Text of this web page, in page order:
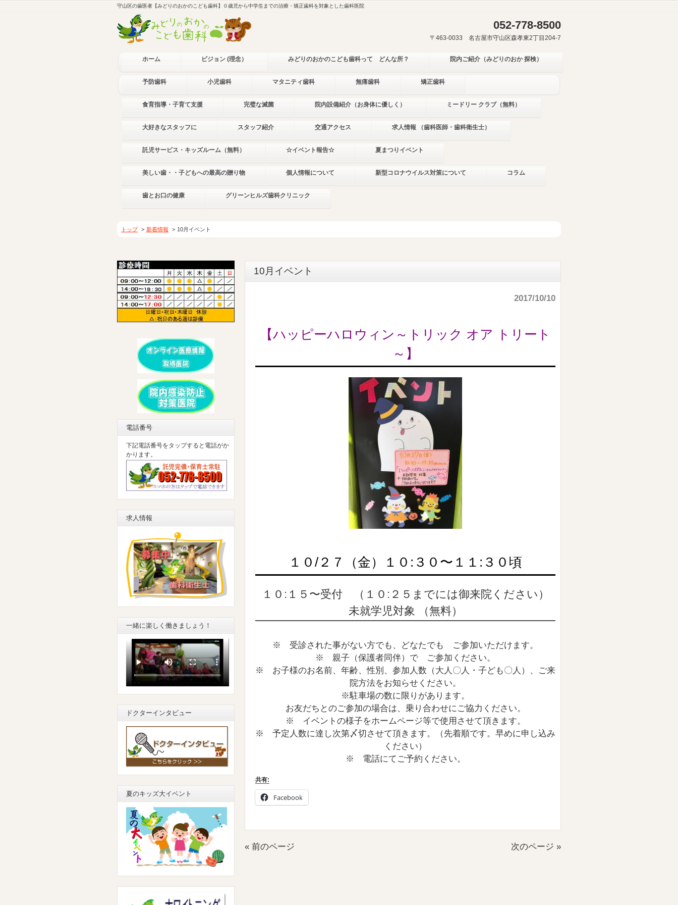
守山区の歯医者【みどりのおかのこども歯科】０歳児から中学生までの治療・矯正歯科を対象とした歯科医院
052-778-8500
〒463-0033 名古屋市守山区森孝東2丁目204-7
ホーム ビジョン (理念） みどりのおかのこども歯科って どんな所？ 院内ご紹介（みどりのおか 探検）
予防歯科 小児歯科 マタニティ歯科 無痛歯科 矯正歯科
食育指導・子育て支援 完璧な滅菌 院内設備紹介（お身体に優しく） ミードリー クラブ（無料）
大好きなスタッフに スタッフ紹介 交通アクセス 求人情報 （歯科医師・歯科衛生士）
託児サービス・キッズルーム（無料） ☆イベント報告☆ 夏まつりイベント
美しい歯・・子どもへの最高の贈り物 個人情報について 新型コロナウイルス対策について コラム
歯とお口の健康 グリーンヒルズ歯科クリニック
トップ 新着情報 10月イベント
10月イベント
2017/10/10
【ハッピーハロウィン～トリック オア トリート
～】
１０/２７（金）１０: ３０〜１１:３０頃
１０:１５ 〜受付 （１０:２５までには御来院くださ い）
未就学児対象 （無料）
※ 受診された事がない方でも、どなたでも ご参加いただけます。
※ 親子（保護者同伴）で ご参加ください。
※ お子様のお名前、年齢、性別、参加人数（大人〇人・ 子ども〇人）、ご来
院方法をお知らせください。
※駐車場の数に限りがあります。
お友だちとのご参加の場合は、乗り合わせにご協力くださ い。
※ イベントの様子をホームページ等で使用させて頂きま す。
※ 予定人数に達し次第〆切させて頂きます。（先着順です。早めに申し込み
ください）
※ 電話にてご予約ください。
共有:
Facebook
« 前のページ 次のページ »
電話番号
下記電話番号をタップすると電話がか
かります。
求人情報
一緒に楽しく働きましょう！
ドクターインタビュー
夏のキッズ大イベント